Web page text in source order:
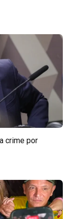
crime por